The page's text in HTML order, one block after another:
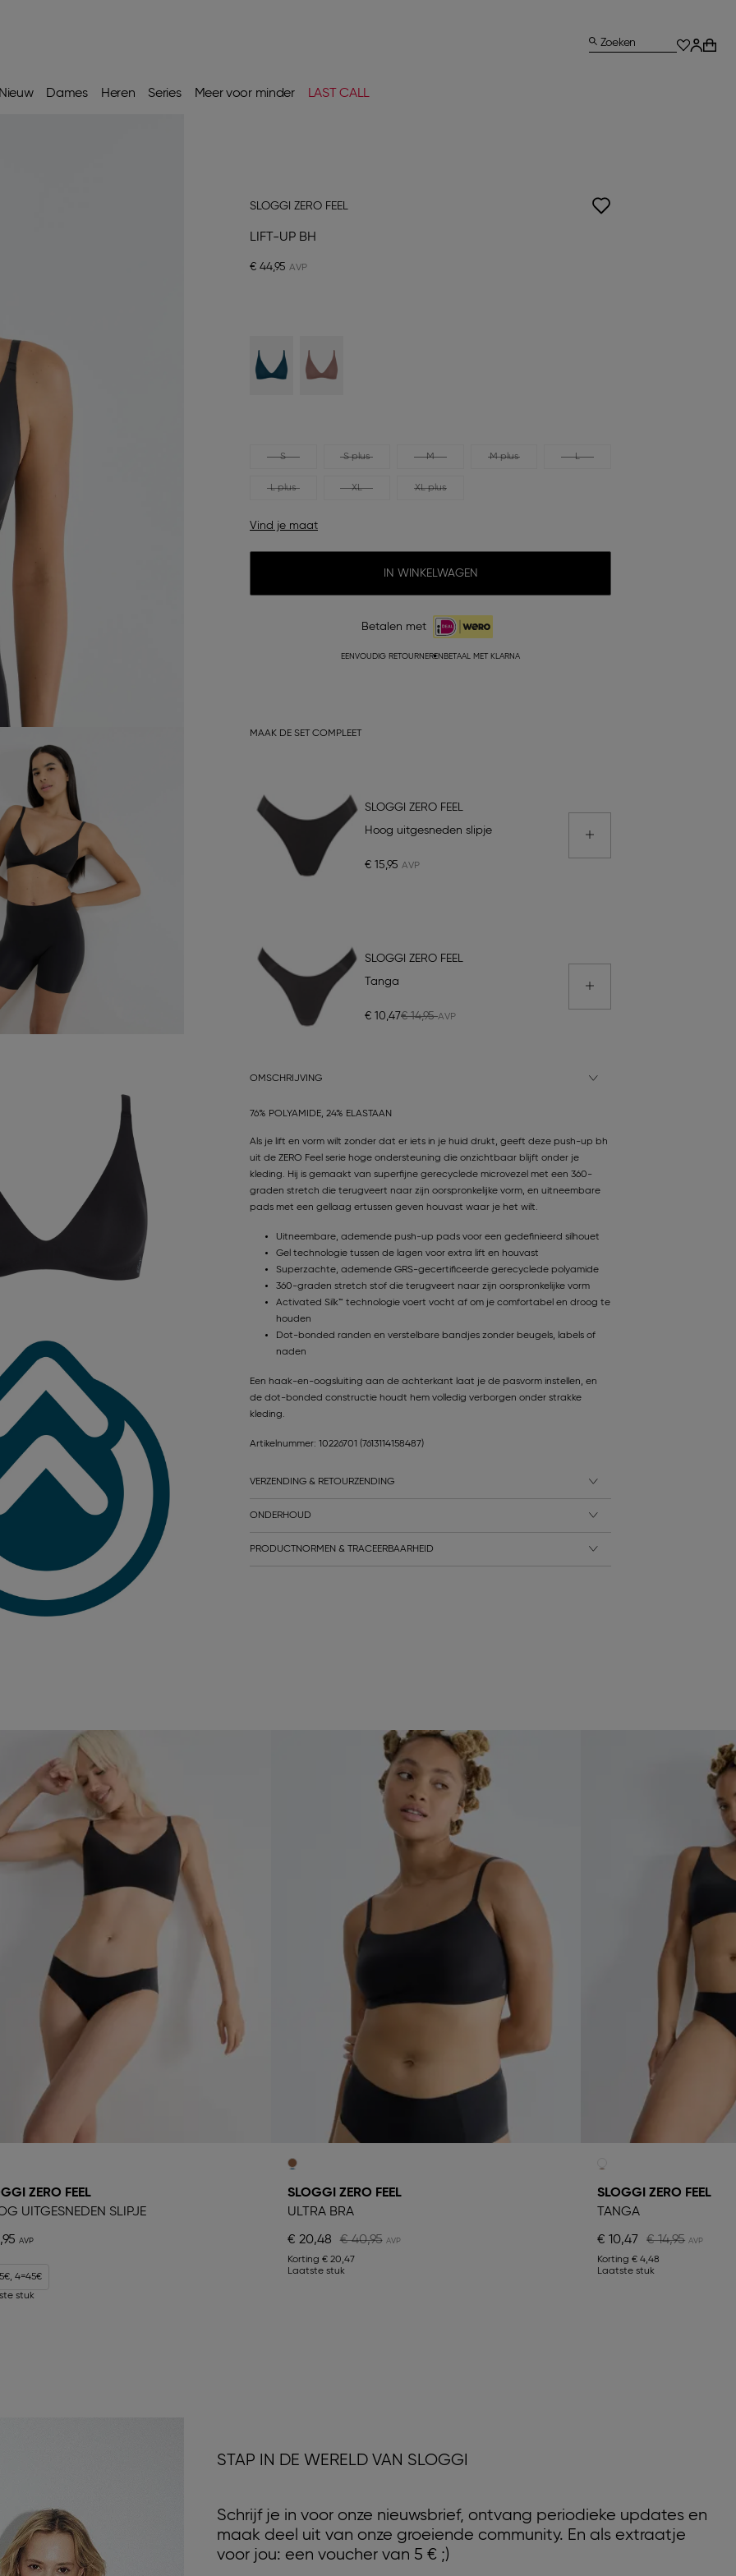
Dames Heren Series Meer voor minder LAST CALL
Zoeken
SLOGGI ZERO FEEL
LIFT-UP BH
€ 44,95
S S plus M M plus L
L plus XL XL plus
Vind je maat
IN WINKELWAGEN
Betalen met
EENVOUDIG RETOURNEREN BETAAL MET KLARNA
MAAK DE SET COMPLEET
SLOGGI ZERO FEEL
Hoog uitgesneden slipje
€ 15,95
SLOGGI ZERO FEEL
Tanga
€ 10,47€ 14,95
OMSCHRIJVING
76% POLYAMIDE, 24% ELASTAAN
Als je lift en vorm wilt zonder dat er iets in je huid drukt, geeft deze push-up bh
uit de ZERO Feel serie hoge ondersteuning die onzichtbaar blijft onder je
kleding. Hij is gemaakt van superfijne gerecyclede microvezel met een 360-
graden stretch die terugveert naar zijn oorspronkelijke vorm, en uitneembare
pads met een gellaag ertussen geven houvast waar je het wilt.
Uitneembare, ademende push-up pads voor een gedefinieerd silhouet
Gel technologie tussen de lagen voor extra lift en houvast
Superzachte, ademende GRS-gecertificeerde gerecyclede polyamide
360-graden stretch stof die terugveert naar zijn oorspronkelijke vorm
Activated Silk™ technologie voert vocht af om je comfortabel en droog te
houden
Dot-bonded randen en verstelbare bandjes zonder beugels, labels of
naden
Een haak-en-oogsluiting aan de achterkant laat je de pasvorm instellen, en
de dot-bonded constructie houdt hem volledig verborgen onder strakke
kleding.
Artikelnummer: 10226701 (7613114158487)
VERZENDING & RETOURZENDING
ONDERHOUD
PRODUCTNORMEN & TRACEERBAARHEID
ZERO FEEL
UITGESNEDEN SLIPJE
4=45€
stuk
SLOGGI ZERO FEEL
ULTRA BRA
€ 20,48 € 40,95
Korting € 20,47
Laatste stuk
SLOGGI ZERO FEEL
TANGA
€ 10,47 € 14,95
Korting€ 4,48
Laatste stuk
STAP IN DE WERELD VAN SLOGGI
Schrijf je in voor onze nieuwsbrief, ontvang periodieke updates en
maak deel uit van onze groeiende community. En als extraatje
voor jou: een voucher van 5 € ;)